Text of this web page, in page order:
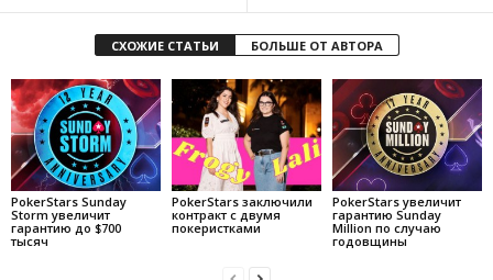
СХОЖИЕ СТАТЬИ БОЛЬШЕ ОТ АВТОРА
PokerStars Sunday
Storm увеличит
гарантию до $700
тысяч
PokerStars заключили
контракт с двумя
покеристками
PokerStars увеличит
гарантию Sunday
Million по случаю
годовщины